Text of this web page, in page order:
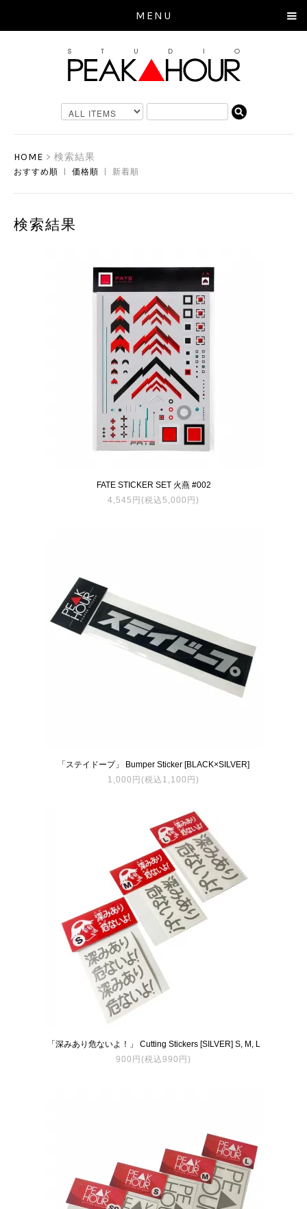
MENU
HOME > 検索結果
おすすめ順 価格順 | 新着順
検索結果
FATE STICKER SET 火燕 #002
4,545円(税込5,000円)
「ステイドープ」 Bumper Sticker [BLACK×SILVER]
1,000円(税込1,100円)
「深みあり危ないよ！」 Cutting Stickers [SILVER] S, M, L
900円(税込990円)